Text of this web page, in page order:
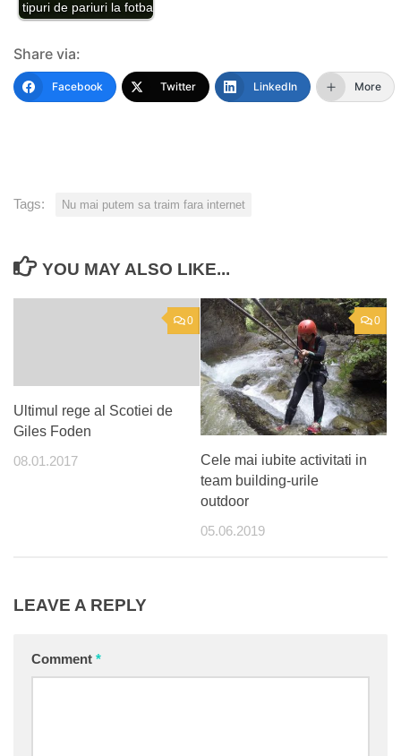
tipuri de pariuri la fotbal
Share via:
Facebook Twitter LinkedIn More
Tags: Nu mai putem sa traim fara internet
YOU MAY ALSO LIKE...
0
Ultimul rege al Scotiei de
Giles Foden
08.01.2017
0
Cele mai iubite activitati in
team building-urile
outdoor
05.06.2019
LEAVE A REPLY
Comment *